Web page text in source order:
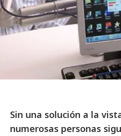
Sin una solución a la
numerosas personas